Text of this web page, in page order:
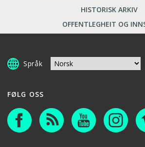
HISTORISK ARKIV
OFFENTLEGHEIT OG
Språk
FØLG OSS